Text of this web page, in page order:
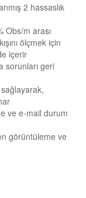
2 hassaslık
Obs/m arası
ölçmek için
içerir
sorunları geri
sağlayarak,
ve e-mail durum
görüntüleme ve